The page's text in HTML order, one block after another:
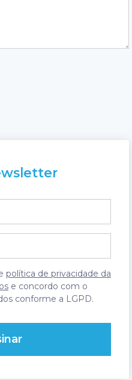
política de privacidade da
e concordo com o
conforme a LGPD.